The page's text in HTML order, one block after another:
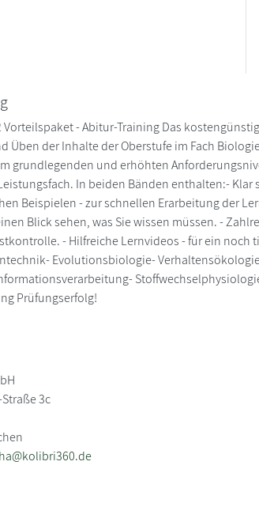
Vorteilspaket - Abitur-Training Das
Üben der Inhalte der Oberstufe im Fach
grundlegenden und erhöhten
In beiden Bänden enthalten:-
Beispielen - zur schnellen Erarbeitung der
Blick sehen, was Sie wissen müssen. -
- Hilfreiche Lernvideos - für ein noch
Evolutionsbiologie-
Prüfungserfolg!
3c